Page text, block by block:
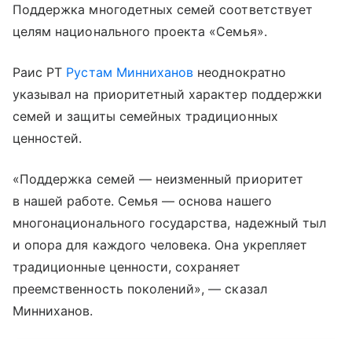
Поддержка многодетных семей соответствует
целям национального проекта «Семья».
Раис РТ Рустам Минниханов неоднократно
указывал на приоритетный характер поддержки
семей и защиты семейных традиционных
ценностей.
«Поддержка семей — неизменный приоритет
в нашей работе. Семья — основа нашего
многонационального государства, надежный тыл
и опора для каждого человека. Она укрепляет
традиционные ценности, сохраняет
преемственность поколений», — сказал
Минниханов.